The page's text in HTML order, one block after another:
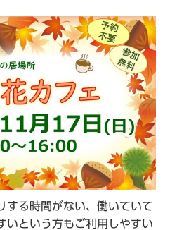
する時間がない、働いていて
いという方もご利用しやすい